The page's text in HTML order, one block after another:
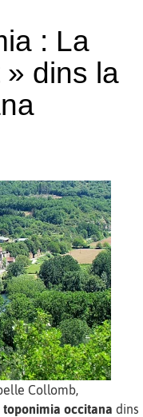
: La
» dins la
Collomb,
toponimia occitana dins